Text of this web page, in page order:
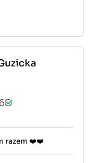
razem ❤️❤️